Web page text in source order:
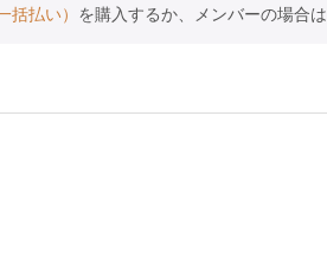
払い） を購入するか、メンバーの場合は